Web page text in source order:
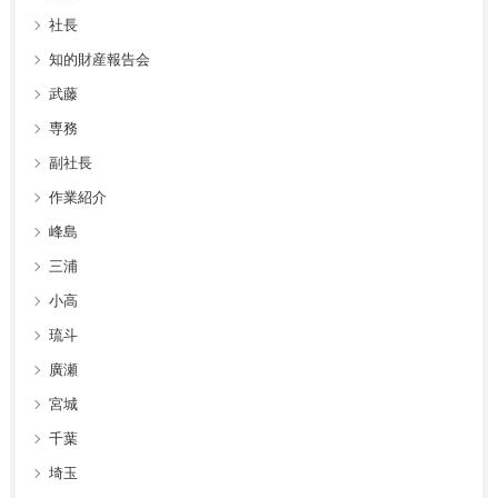
社長
知的財産報告会
武藤
専務
副社長
作業紹介
峰島
三浦
小高
琉斗
廣瀬
宮城
千葉
埼玉